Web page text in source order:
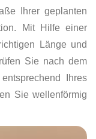
Ihrer geplanten
Mit Hilfe einer
Länge und
Sie nach dem
Ihres
Sie wellenförmig